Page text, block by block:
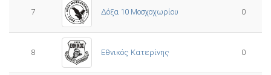
7 Δόξα 10 Μοσχοχωρίου 0
8 Εθνικός Κατερίνης 0